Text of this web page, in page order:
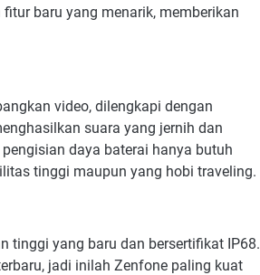
baru yang menarik, memberikan
video, dilengkapi dengan
suara yang jernih dan
daya baterai hanya butuh
tinggi maupun yang hobi traveling.
tinggi yang baru dan bersertifikat IP68.
jadi inilah Zenfone paling kuat